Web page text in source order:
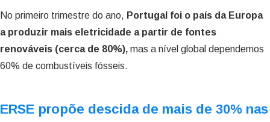
No primeiro trimestre do ano, Portugal foi o país da Europa
a produzir mais eletricidade a partir de fontes
renováveis (cerca de 80%), mas a nível global dependemos
60% de combustíveis fósseis.
ERSE propõe descida de mais de 30% nas